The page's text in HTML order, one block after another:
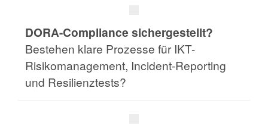
DORA-Compliance sichergestellt?
Bestehen klare Prozesse für IKT-
Risikomanagement, Incident-Reporting
und Resilienztests?